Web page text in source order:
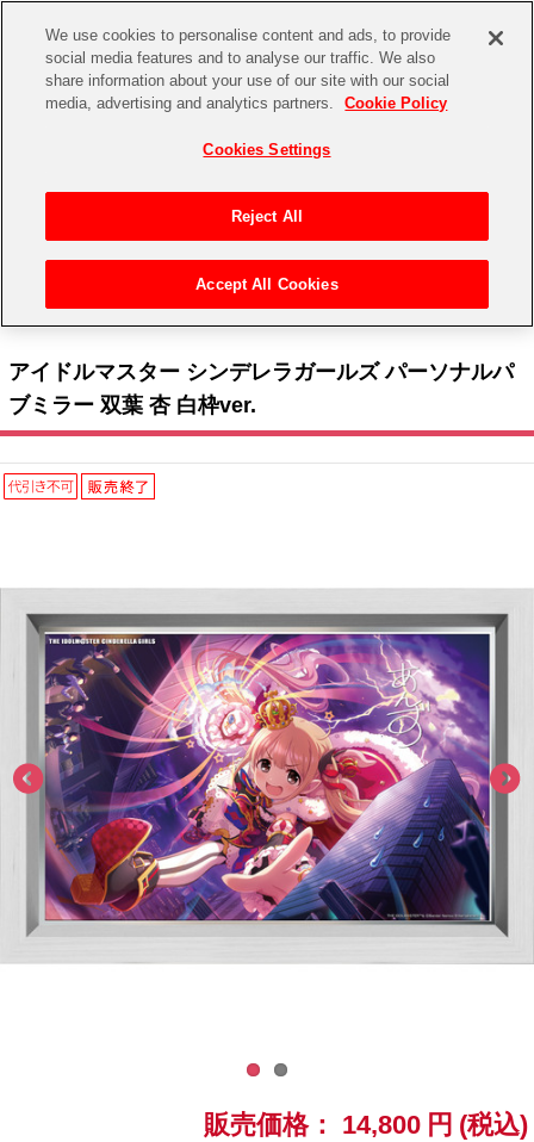
CHANNEL STORE EVENT
ゲーム
その他先行受付
プレミアム会員とは
アイドルマスターシリーズ
アイドルマスター
アイドルマスター SideM
アイドルマスター シャイニーカラーズ
テイルズ オブ シリーズ
電音部
鉄拳
太鼓の達人
ACE COMBAT
パックマン
イベントグッズ
トイ・ホビー
アイドルマスター シリーズ>アイドルマスター シンデレラガール
アイドルマスター シンデレラガールズ パーソナルパ
ブミラー 双葉 杏 白枠ver.
販売価格： 14,800 円 (税込)
We use cookies to personalise content and ads, to provide
social media features and to analyse our traffic. We also
share information about your use of our site with our social
media, advertising and analytics partners.
Cookie Policy
Cookies Settings
Reject All
Accept All Cookies